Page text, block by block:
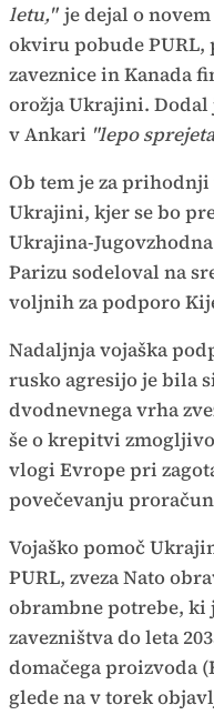
letu," je dejal o
okviru pobude PURL,
zaveznice in Kanada
orožja Ukrajini. Dodal
v Ankari "lepo
Ob tem je za
Ukrajini, kjer se bo
Ukrajina-
Parizu sodeloval na
voljnih za podporo
Nadaljnja vojaška
rusko agresijo je bila
dvodnevnega vrha
še o krepitvi
vlogi Evrope pri
povečevanju
Vojaško pomoč
PURL, zveza Nato
obrambne potrebe, ki
zavezništva do leta
domačega proizvoda
glede na v torek